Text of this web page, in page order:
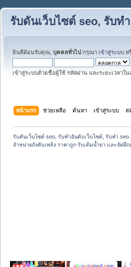
รับดันเว็บไซต์ seo, รับท
ยินดีต้อนรับคุณ, บุคคลทั่วไป กรุณา เข้าสู่ระบบ ห
เข้าสู่ระบบด้วยชื่อผู้ใช้ รหัสผ่าน และระยะเวลาใ
หน้าแรก ช่วยเหลือ ค้นหา เข้าสู่ระบบ ส
รับดันเว็บไซต์ seo, รับทำอันดับเว็บไซต์, รับทำ seo
จำหน่ายถังดับเพลิง ราคาถูก รับเติมน้ำยา และจัดฝึ